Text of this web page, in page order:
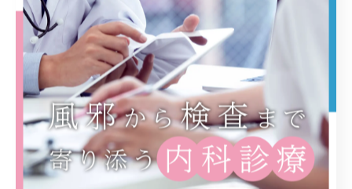
内視鏡
エコー
大腸カメラ
施設基準および加算に関するご案内
最近の投稿 Recent Posts